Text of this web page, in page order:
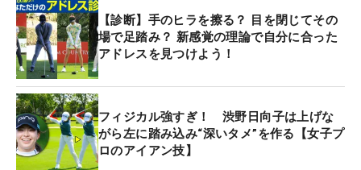
【診断】手のヒラを擦る？ 目を閉じてその
場で足踏み？ 新感覚の理論で自分に合った
アドレスを見つけよう！
フィジカル強すぎ！ 渋野日向子は上げな
がら左に踏み込み“深いタメ”を作る【女子プ
ロのアイアン技】